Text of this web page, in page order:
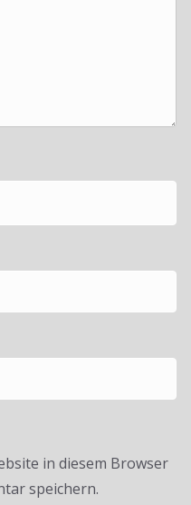
in diesem Browser
speichern.